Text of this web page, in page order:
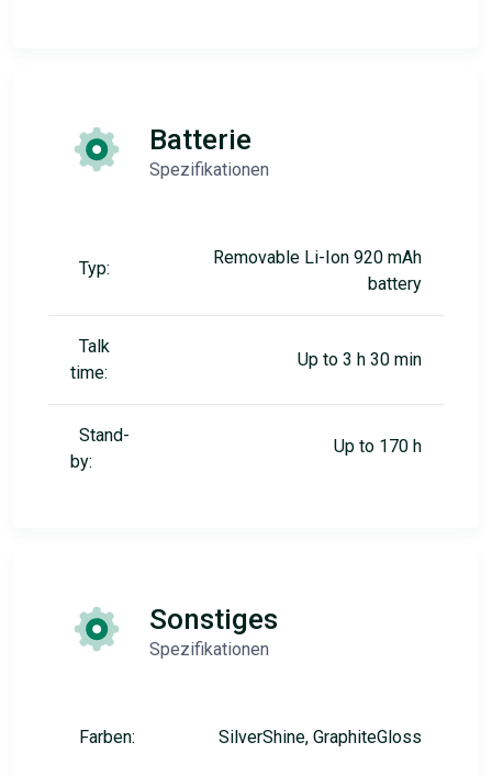
Batterie
Spezifikationen
Typ:
Removable Li-Ion 920 mAh
battery
Talk
time:
Up to 3 h 30 min
Stand-
by:
Up to 170 h
Sonstiges
Spezifikationen
Farben: SilverShine, GraphiteGloss